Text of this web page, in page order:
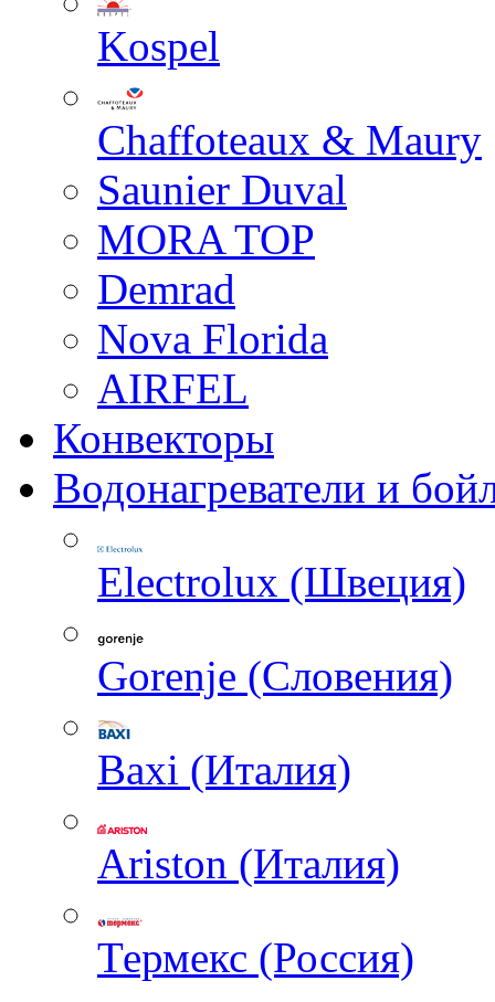
Kospel
Chaffoteaux & Maury
Saunier Duval
MORA TOP
Demrad
Nova Florida
AIRFEL
Конвекторы
Водонагреватели и
Electrolux (Швеция)
Gorenje (Словения)
Baxi (Италия)
Ariston (Италия)
Термекс (Россия)